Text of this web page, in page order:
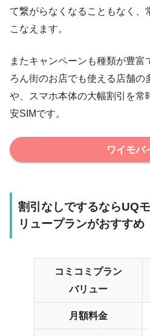
て繋がらなくなることもなく、
こなえます。
またキャンペーンも種類が豊富
ろん街のお店でも使える店舗の
や、スマホ本体の大幅割引を常
安SIMです。
ワイモバ
割引なしでするならUQ
リュープランがおすすめ
コミコミプラン
バリュー
月額料金